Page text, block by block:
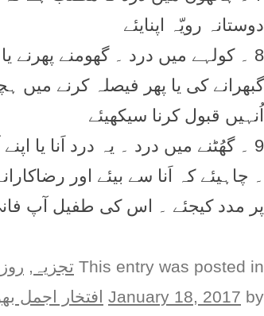
دوستانہ رویّہ اپنایئے
8 ۔ کولہے میں درد ۔ گھومنے پھرنے
گبھرانے کی یا پھر فیصلہ کرنے
اُنہیں قبول کرنا سیکھیئے
9 ۔ گھُٹنے میں درد ۔ یہ درد اَنا
۔ چاہیئے کہ اَنا سے بیئے اور
پر مدد کیجئے ۔ اس کی طفیل آپ
This entry was posted in تجزیہ ,
January 18, 2017 by افتخار اجمل